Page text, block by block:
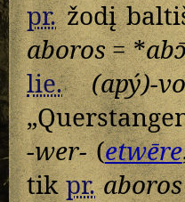
pr.žodį
aboros= *
lie.
(apý)-
-wer-(etwēre
tikpr. aboros